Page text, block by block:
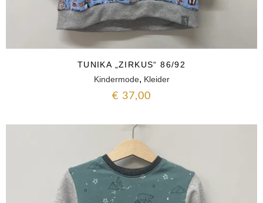
TUNIKA „ZIRKUS“ 86/92
Kindermode, Kleider
€ 37,00